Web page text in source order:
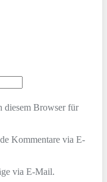
diesem Browser für
Kommentare via E-
via E-Mail.